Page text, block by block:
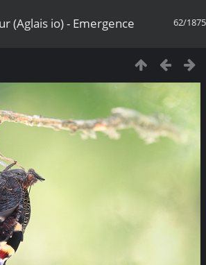
62/1875
(Aglais io) - Emergence